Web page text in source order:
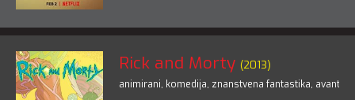
Rick and Morty (2013)
animirani, komedija, znanstvena fantastika, avantura